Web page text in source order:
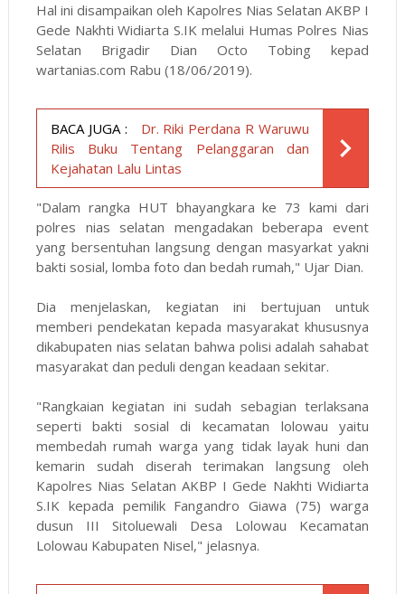
Hal ini disampaikan oleh Kapolres Nias Selatan AKBP I
Gede Nakhti Widiarta S.IK melalui Humas Polres Nias
Selatan Brigadir Dian Octo Tobing kepad
wartanias.com Rabu (18/06/2019).
BACA JUGA :
Dr. Riki Perdana R Waruwu
Rilis Buku Tentang Pelanggaran dan
Kejahatan Lalu Lintas
"Dalam rangka HUT bhayangkara ke 73 kami dari
polres nias selatan mengadakan beberapa event
yang bersentuhan langsung dengan masyarkat yakni
bakti sosial, lomba foto dan bedah rumah," Ujar Dian.
Dia menjelaskan, kegiatan ini bertujuan untuk
memberi pendekatan kepada masyarakat khususnya
dikabupaten nias selatan bahwa polisi adalah sahabat
masyarakat dan peduli dengan keadaan sekitar.
"Rangkaian kegiatan ini sudah sebagian terlaksana
seperti bakti sosial di kecamatan lolowau yaitu
membedah rumah warga yang tidak layak huni dan
kemarin sudah diserah terimakan langsung oleh
Kapolres Nias Selatan AKBP I Gede Nakhti Widiarta
S.IK kepada pemilik Fangandro Giawa (75) warga
dusun III Sitoluewali Desa Lolowau Kecamatan
Lolowau Kabupaten Nisel," jelasnya.